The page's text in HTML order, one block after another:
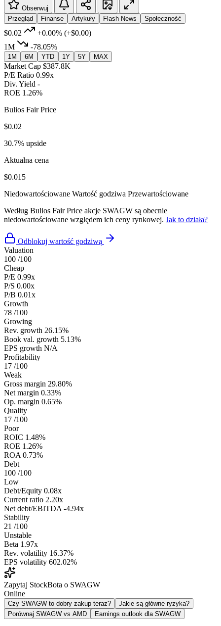
Obserwuj
Przegląd
Finanse Artykuły Flash News Społeczność
$0.02 +0.00% (+$0.00)
1M
-78.05%
1M 6M YTD 1Y 5Y MAX
Market Cap $387.8K
P/E Ratio 0.99x
Div. Yield -
ROE 1.26%
Bulios Fair Price
$0.02
30.7% upside
Aktualna cena
$0.015
Niedowartościowane Wartość godziwa Przewartościowane
Według Bulios Fair Price akcje SWAGW są obecnie
niedowartościowane względem ich ceny rynkowej. Jak to działa?
Odblokuj wartość godziwą
Valuation
100 /100
Cheap
P/E 0.99x
P/S 0.00x
P/B 0.01x
Growth
78 /100
Growing
Rev. growth 26.15%
Book val. growth 5.13%
EPS growth N/A
Profitability
17 /100
Weak
Gross margin 29.80%
Net margin 0.33%
Op. margin 0.65%
Quality
17 /100
Poor
ROIC 1.48%
ROE 1.26%
ROA 0.73%
Debt
100 /100
Low
Debt/Equity 0.08x
Current ratio 2.20x
Net debt/EBITDA -4.94x
Stability
21 /100
Unstable
Beta 1.97x
Rev. volatility 16.37%
EPS volatility 602.02%
Zapytaj StockBota o SWAGW
Online
Czy SWAGW to dobry zakup teraz?
Jakie są główne ryzyka?
Porównaj SWAGW vs AMD
Earnings outlook dla SWAGW